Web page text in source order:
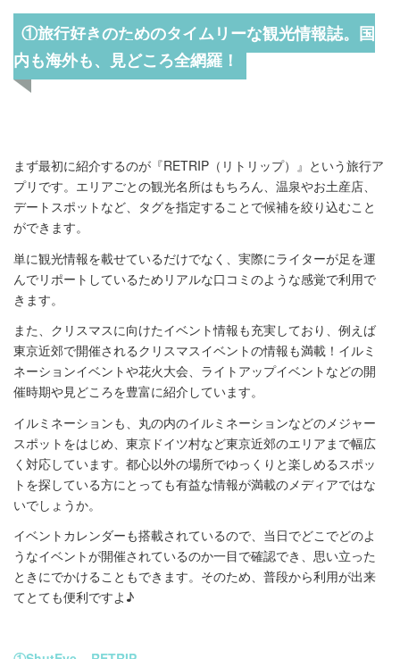
①旅行好きのためのタイムリーな観光情報誌。国
内も海外も、見どころ全網羅！
まず最初に紹介するのが『RETRIP（リトリップ）』という旅行ア
プリです。エリアごとの観光名所はもちろん、温泉やお土産店、
デートスポットなど、タグを指定することで候補を絞り込むこと
ができます。
単に観光情報を載せているだけでなく、実際にライターが足を運
んでリポートしているためリアルな口コミのような感覚で利用で
きます。
また、クリスマスに向けたイベント情報も充実しており、例えば
東京近郊で開催されるクリスマスイベントの情報も満載！イルミ
ネーションイベントや花火大会、ライトアップイベントなどの開
催時期や見どころを豊富に紹介しています。
イルミネーションも、丸の内のイルミネーションなどのメジャー
スポットをはじめ、東京ドイツ村など東京近郊のエリアまで幅広
く対応しています。都心以外の場所でゆっくりと楽しめるスポッ
トを探している方にとっても有益な情報が満載のメディアではな
いでしょうか。
イベントカレンダーも搭載されているので、当日でどこでどのよ
うなイベントが開催されているのか一目で確認でき、思い立った
ときにでかけることもできます。そのため、普段から利用が出来
てとても便利ですよ♪